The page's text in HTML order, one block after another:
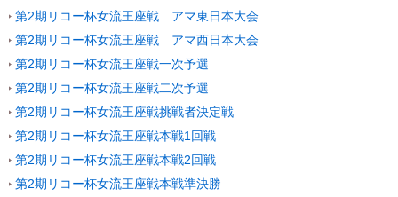
第2期リコー杯女流王座戦 アマ東日本大会
第2期リコー杯女流王座戦 アマ西日本大会
第2期リコー杯女流王座戦一次予選
第2期リコー杯女流王座戦二次予選
第2期リコー杯女流王座戦挑戦者決定戦
第2期リコー杯女流王座戦本戦1回戦
第2期リコー杯女流王座戦本戦2回戦
第2期リコー杯女流王座戦本戦準決勝